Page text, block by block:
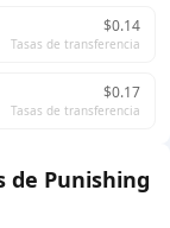
$0.14
Tasas de transferencia
$0.17
Tasas de transferencia
de Punishing